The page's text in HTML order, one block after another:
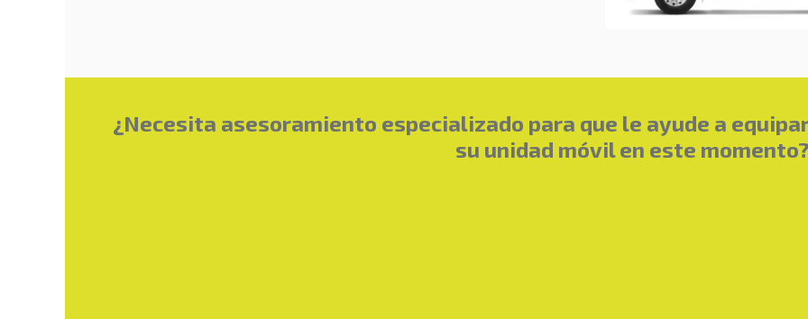
¿Necesita asesoramiento especializado para que le ayude a
su unidad móvil en este